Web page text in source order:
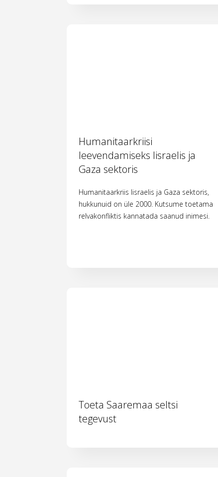
Humanitaarkriisi
leevendamiseks Iisraelis ja
Gaza sektoris
Humanitaarkriis Iisraelis ja Gaza sektoris,
hukkunuid on üle 2000. Kutsume toetama
relvakonfliktis kannatada saanud inimesi.
Toeta Saaremaa seltsi
tegevust